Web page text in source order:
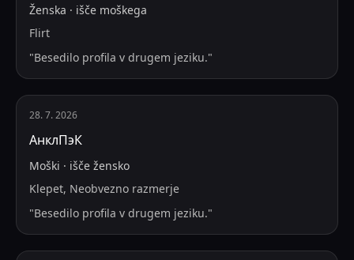
Ženska · išče moškega
Flirt
"Besedilo profila v drugem jeziku."
28. 7. 2026
АнклПэК
Moški · išče žensko
Klepet, Neobvezno razmerje
"Besedilo profila v drugem jeziku."